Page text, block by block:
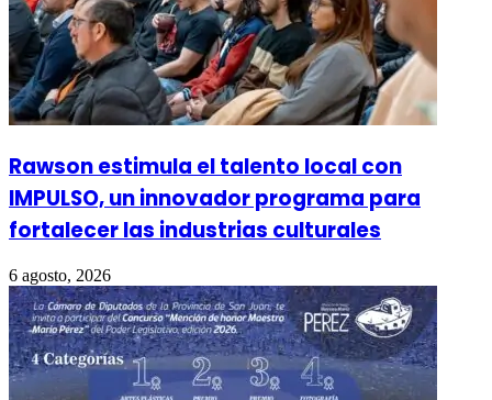
Rawson estimula el talento local con
IMPULSO, un innovador programa para
fortalecer las industrias culturales
6 agosto, 2026